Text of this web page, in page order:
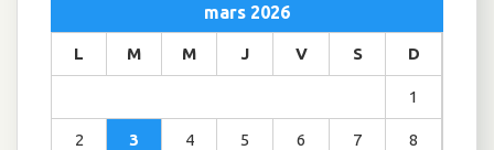
mars 2026
L M M J V S D
1
2 3 4 5 6 7 8